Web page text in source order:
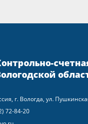
г. Вологда, ул.
72-84-20